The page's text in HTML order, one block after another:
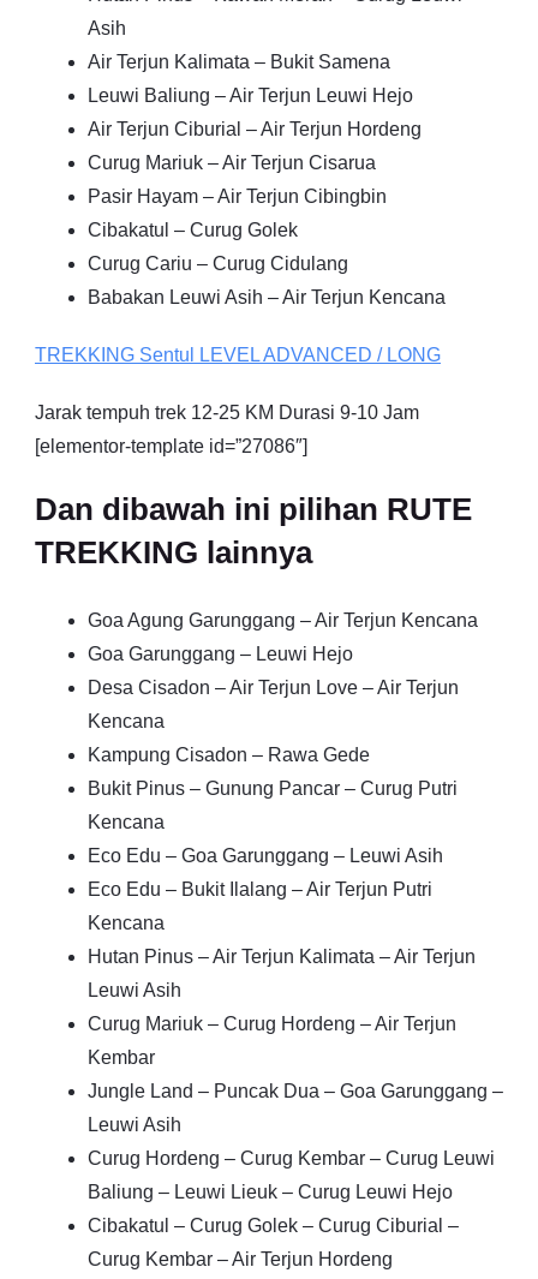
Asih
Air Terjun Kalimata – Bukit Samena
Leuwi Baliung – Air Terjun Leuwi Hejo
Air Terjun Ciburial – Air Terjun Hordeng
Curug Mariuk – Air Terjun Cisarua
Pasir Hayam – Air Terjun Cibingbin
Cibakatul – Curug Golek
Curug Cariu – Curug Cidulang
Babakan Leuwi Asih – Air Terjun Kencana
TREKKING Sentul LEVEL ADVANCED / LONG
Jarak tempuh trek 12-25 KM Durasi 9-10 Jam
[elementor-template id=”27086″]
Dan dibawah ini pilihan RUTE
TREKKING lainnya
Goa Agung Garunggang – Air Terjun Kencana
Goa Garunggang – Leuwi Hejo
Desa Cisadon – Air Terjun Love – Air Terjun
Kencana
Kampung Cisadon – Rawa Gede
Bukit Pinus – Gunung Pancar – Curug Putri
Kencana
Eco Edu – Goa Garunggang – Leuwi Asih
Eco Edu – Bukit Ilalang – Air Terjun Putri
Kencana
Hutan Pinus – Air Terjun Kalimata – Air Terjun
Leuwi Asih
Curug Mariuk – Curug Hordeng – Air Terjun
Kembar
Jungle Land – Puncak Dua – Goa Garunggang –
Leuwi Asih
Curug Hordeng – Curug Kembar – Curug Leuwi
Baliung – Leuwi Lieuk – Curug Leuwi Hejo
Cibakatul – Curug Golek – Curug Ciburial –
Curug Kembar – Air Terjun Hordeng